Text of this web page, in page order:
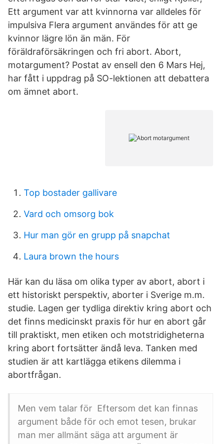
Ett argument var att kvinnorna var alldeles för
impulsiva Flera argument användes för att ge
kvinnor lägre lön än män. För
föräldraförsäkringen och fri abort. Abort,
motargument? Postat av ensell den 6 Mars Hej,
har fått i uppdrag på SO-lektionen att debattera
om ämnet abort.
Top bostader gallivare
Vard och omsorg bok
Hur man gör en grupp på snapchat
Laura brown the hours
Här kan du läsa om olika typer av abort, abort i
ett historiskt perspektiv, aborter i Sverige m.m.
studie. Lagen ger tydliga direktiv kring abort och
det finns medicinskt praxis för hur en abort går
till praktiskt, men etiken och motstridigheterna
kring abort fortsätter ändå leva. Tanken med
studien är att kartlägga etikens dilemma i
abortfrågan.
Men vem talar för Eftersom det kan finnas
argument både för och emot tesen, brukar
man mer allmänt säga att argument är